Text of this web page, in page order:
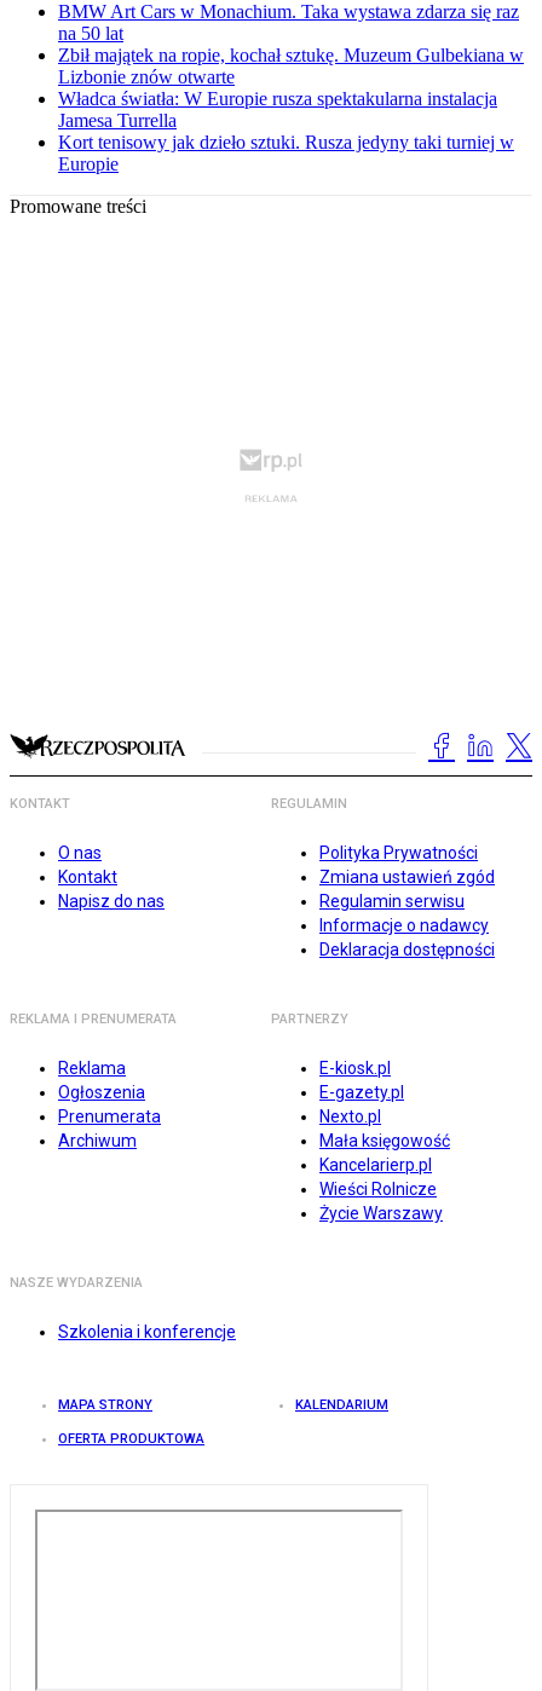
BMW Art Cars w Monachium. Taka wystawa zdarza się raz
na 50 lat
Zbił majątek na ropie, kochał sztukę. Muzeum Gulbekiana w
Lizbonie znów otwarte
Władca światła: W Europie rusza spektakularna instalacja
Jamesa Turrella
Kort tenisowy jak dzieło sztuki. Rusza jedyny taki turniej w
Europie
Promowane treści
KONTAKT
O nas
Kontakt
Napisz do nas
REGULAMIN
Polityka Prywatności
Zmiana ustawień zgód
Regulamin serwisu
Informacje o nadawcy
Deklaracja dostępności
REKLAMA I PRENUMERATA
Reklama
Ogłoszenia
Prenumerata
Archiwum
PARTNERZY
E-kiosk.pl
E-gazety.pl
Nexto.pl
Mała księgowość
Kancelarierp.pl
Wieści Rolnicze
Życie Warszawy
NASZE WYDARZENIA
Szkolenia i konferencje
MAPA STRONY KALENDARIUM
OFERTA PRODUKTOWA